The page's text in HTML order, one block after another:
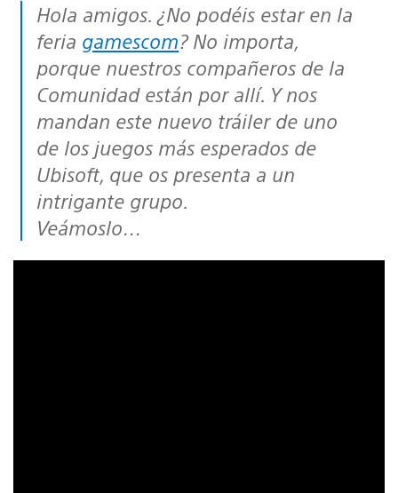
Hola amigos. ¿No podéis estar en la
feria gamescom? No importa,
porque nuestros compañeros de la
Comunidad están por allí. Y nos
mandan este nuevo tráiler de uno
de los juegos más esperados de
Ubisoft, que os presenta a un
intrigante grupo.
Veámoslo…